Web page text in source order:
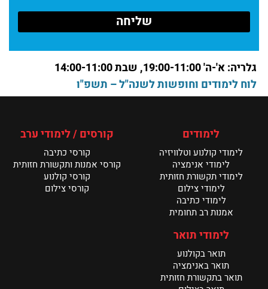
עם אור חיים בן עטר בוגר ושירים מתוך ערב שירה
קרא עוד >
מחלקת הכתיבה במנשר – שנת ה־20
בוגרות מחלקת כתיבה במנשר משתפות
קרא עוד >
חדשות מחלקת הכתיבה
קרא עוד >
גלריה: א'-ה' 19:00-11:00, שבת 14:00-11:00
לוח לימודים וחופשות לשנה"ל – תשפ"ו
לימודים
לימודי קולנוע וטלוויזיה
לימודי אנימציה
לימודי תקשורת חזותית
לימודי צילום
לימודי כתיבה
אמנות רב תחומית
קורסים / לימודי ערב
קורסי כתיבה
קורסי אמנות ותקשורת חזותית
קורסי קולנוע
קורסי צילום
לימודי תואר
תואר בקולנוע
תואר באנימציה
תואר בתקשורת חזותית